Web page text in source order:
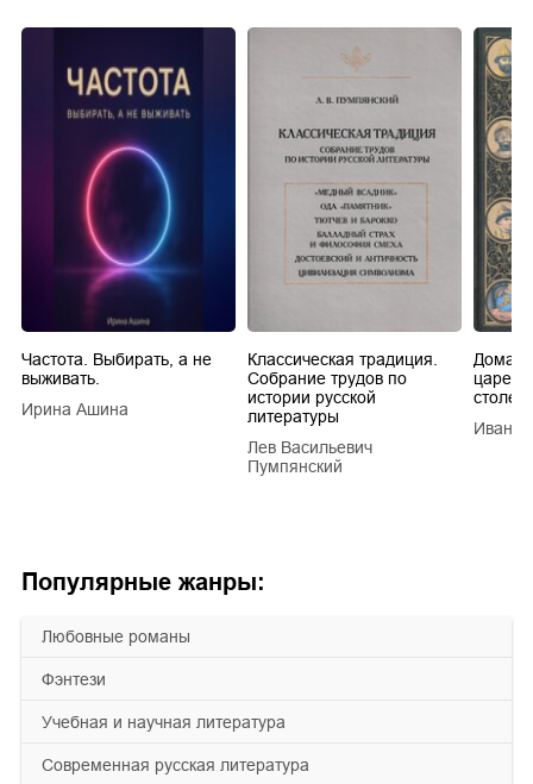
Популярные жанры:
любовные романы
фэнтези
учебная и научная литература
современная русская литература
Частота. Выбирать, а не
выживать.
Ирина Ашина
Классическая традиция.
Собрание трудов по
истории русской
литературы
Лев Васильевич
Пумпянский
царей
Иван